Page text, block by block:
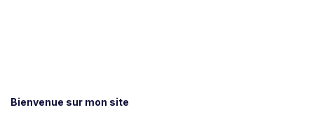
Bienvenue sur mon site